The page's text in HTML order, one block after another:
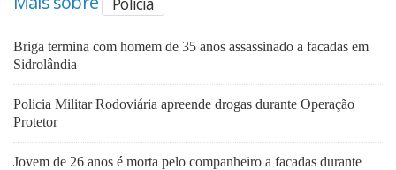
Briga termina com homem de 35 anos assassinado a facadas em
Sidrolândia
Policia Militar Rodoviária apreende drogas durante Operação
Protetor
Jovem de 26 anos é morta pelo companheiro a facadas durante